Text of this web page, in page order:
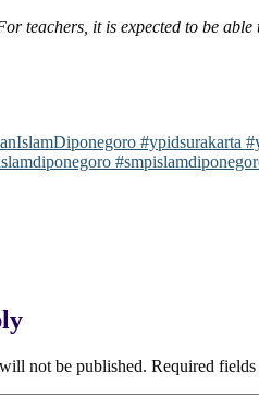
teachers, it is expected to be
#ypidsurakarta
not be published. Required fields